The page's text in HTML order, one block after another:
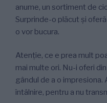
anume, un sortiment de
Surprinde-o plăcut și
o vor bucura.
Atenție, ce e prea mult
mai multe ori. Nu-i oferi
gândul de a o
întâlnire, pentru a nu